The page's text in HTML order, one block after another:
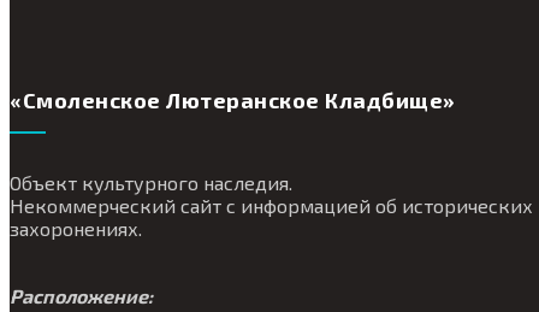
«Смоленское Лютеранское Кладбище»
Объект культурного наследия.
Некоммерческий сайт с информацией об исторических
захоронениях.
Расположение: